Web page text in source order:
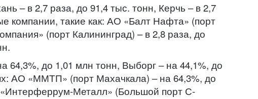
– в 2,7 раза, до 91,4 тыс. тонн, Керчь – в 2,7
компании, такие как: АО «Балт Нафта» (порт
(порт Калининград) – в 2,8 раза, до
64,3%, до 1,01 млн тонн, Выборг – на 44,1%, до
АО «ММТП» (порт Махачкала) – на 64,3%, до
Металл» (Большой порт С-